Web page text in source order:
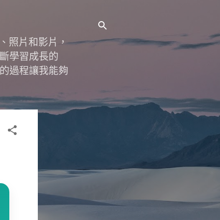
照片和影片，
學習成長的
過程讓我能夠